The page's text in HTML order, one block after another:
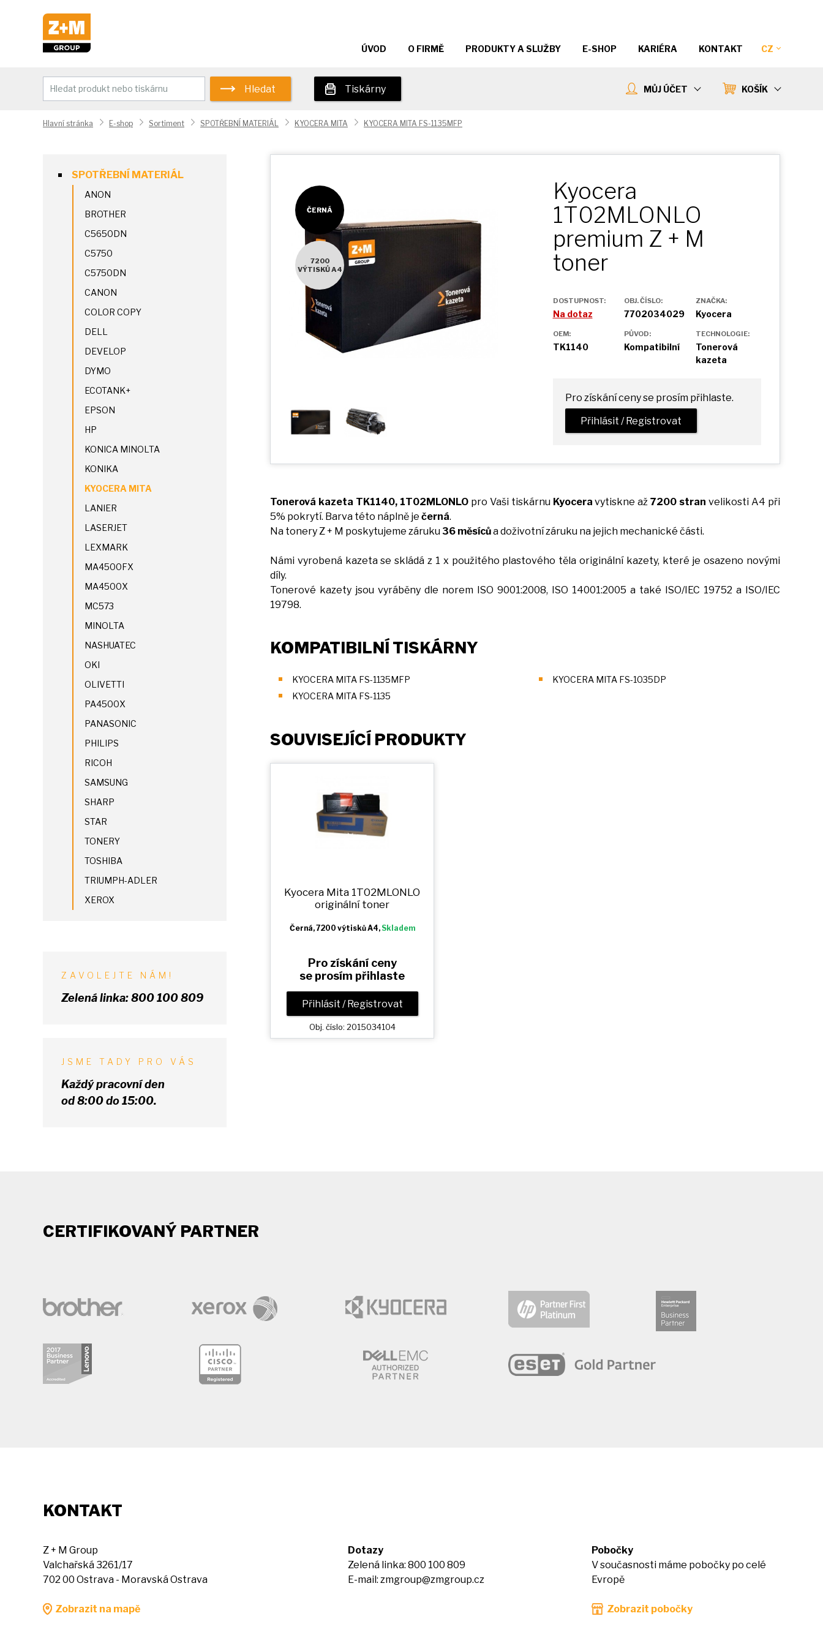
CZ
ÚVOD O FIRMĚ PRODUKTY A SLUŽBY E-SHOP KARIÉRA KONTAKT
Hledat Tiskárny KOŠÍK
MŮJ ÚČET
Hlavní stránka E-shop Sortiment SPOTŘEBNÍ MATERIÁL KYOCERA MITA KYOCERA MITA FS-1135MFP
ČERNÁ
7200
VÝTISKŮ A4
Kyocera
1T02MLONLO
premium Z + M
toner
DOSTUPNOST:
Na dotaz
OBJ. ČÍSLO:
7702034029
ZNAČKA:
Kyocera
OEM:
TK1140
PŮVOD:
Kompatibilní
TECHNOLOGIE:
Tonerová
kazeta
Pro získání ceny se prosím přihlaste.
Přihlásit / Registrovat
Tonerová kazeta TK1140, 1T02MLONLOpro Vaši tiskárnu Kyocera vytiskneaž7200 stran velikostiA4 při
5% pokrytí. Barva této náplně je černá.
Na toneryZ+ M poskytujeme záruku36 měsícůadoživotní záruku na jejich mechanické části.
Námi vyrobená kazetaseskládá z 1 x použitého plastového těla originální kazety, které jeosazeno novými
díly.
Tonerové kazety jsou vyráběny dle norem ISO 9001:2008, ISO 14001:2005 a také ISO/IEC 19752 a ISO/IEC
19798.
KOMPATIBILNÍ TISKÁRNY
KYOCERA MITA FS-1135MFP
KYOCERA MITA FS-1135
KYOCERA MITA FS-1035DP
SOUVISEJÍCÍ PRODUKTY
Kyocera Mita 1T02MLONLO
originální toner
Černá, 7200 výtisků A4,Skladem
Pro získání ceny
se prosím přihlaste
Přihlásit / Registrovat
Obj. číslo: 2015034104
SPOTŘEBNÍ MATERIÁL
ANON
BROTHER
C5650DN
C5750
C5750DN
CANON
COLOR COPY
DELL
DEVELOP
DYMO
ECOTANK+
EPSON
HP
KONICA MINOLTA
KONIKA
KYOCERA MITA
LANIER
LASERJET
LEXMARK
MA4500FX
MA4500X
MC573
MINOLTA
NASHUATEC
OKI
OLIVETTI
PA4500X
PANASONIC
PHILIPS
RICOH
SAMSUNG
SHARP
STAR
TONERY
TOSHIBA
TRIUMPH-ADLER
XEROX
ZAVOLEJTE NÁM!
Zelená linka:800 100 809
JSME TADY PRO VÁS
Každý pracovní den
od 8:00 do 15:00.
CERTIFIKOVANÝ PARTNER
KONTAKT
Z + M Group
Valchařská 3261/17
702 00 Ostrava - Moravská Ostrava
Zobrazit na mapě
Dotazy
Zelená linka: 800 100 809
E-mail: zmgroup@zmgroup.cz
Pobočky
V současnosti máme pobočky po celé
Evropě
Zobrazit pobočky